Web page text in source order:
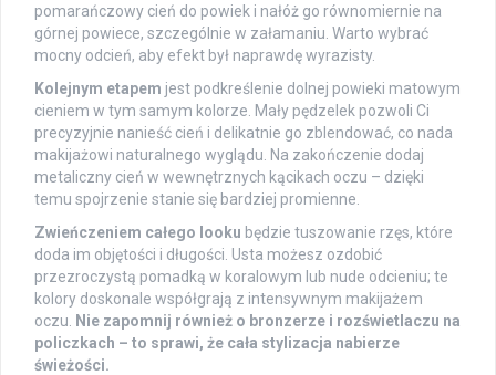
pomarańczowy cień do powiek i nałóż go równomiernie na
górnej powiece, szczególnie w załamaniu. Warto wybrać
mocny odcień, aby efekt był naprawdę wyrazisty.
Kolejnym etapem jest podkreślenie dolnej powieki matowym
cieniem w tym samym kolorze. Mały pędzelek pozwoli Ci
precyzyjnie nanieść cień i delikatnie go zblendować, co nada
makijażowi naturalnego wyglądu. Na zakończenie dodaj
metaliczny cień w wewnętrznych kącikach oczu – dzięki
temu spojrzenie stanie się bardziej promienne.
Zwieńczeniem całego looku będzie tuszowanie rzęs, które
doda im objętości i długości. Usta możesz ozdobić
przezroczystą pomadką w koralowym lub nude odcieniu; te
kolory doskonale współgrają z intensywnym makijażem
oczu. Nie zapomnij również o bronzerze i rozświetlaczu na
policzkach – to sprawi, że cała stylizacja nabierze
świeżości.